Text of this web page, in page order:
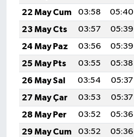
22 May Cum
03:58 05:40
23 May Cts
03:57 05:39
24 May Paz
03:56 05:39
25 May Pts
03:55 05:38
26 May Sal
03:54 05:37
27 May Çar
03:53 05:37
28 May Per
03:52 05:36
29 May Cum
03:52 05:36